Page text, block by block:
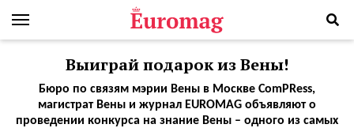
Выиграй подарок из Вены!
Бюро по связям мэрии Вены в Москве ComPRess,
магистрат Вены и журнал EUROMAG объявляют о
проведении конкурса на знание Вены – одного из самых